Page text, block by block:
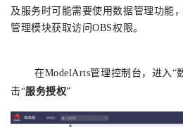
及服务时可能需要使用数据管理功能
管理模块获取访问OBS权限。
在ModelArts管理控制台，进入“
击“服务授权”